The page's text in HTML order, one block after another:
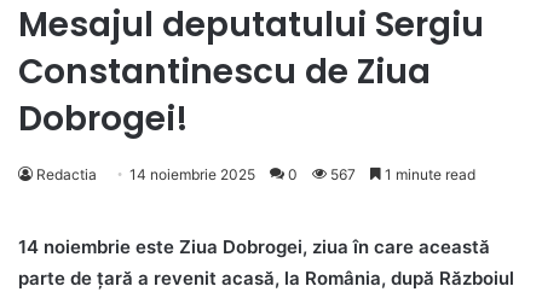
Mesajul deputatului Sergiu
Constantinescu de Ziua
Dobrogei!
Redactia 14 noiembrie 2025 0 567 1 minute read
14 noiembrie este Ziua Dobrogei, ziua în care această
parte de țară a revenit acasă, la România, după Războiul